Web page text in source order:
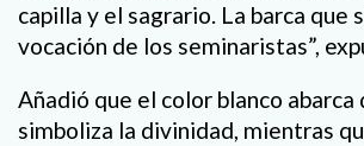
capilla y el sagrario. La barca que
vocación de los seminaristas”,
Añadió que el color blanco
simboliza la divinidad, mientras